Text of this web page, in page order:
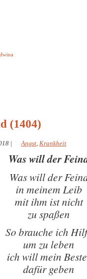
(1404)
| Angst, Krankheit
Was will der
Was will der
in meinem Leib
mit ihm ist nicht
zu spaßen
So brauche ich
um zu leben
ich will mein
dafür geben